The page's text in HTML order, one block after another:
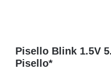
Pisello Blink 1.5V
Pisello*